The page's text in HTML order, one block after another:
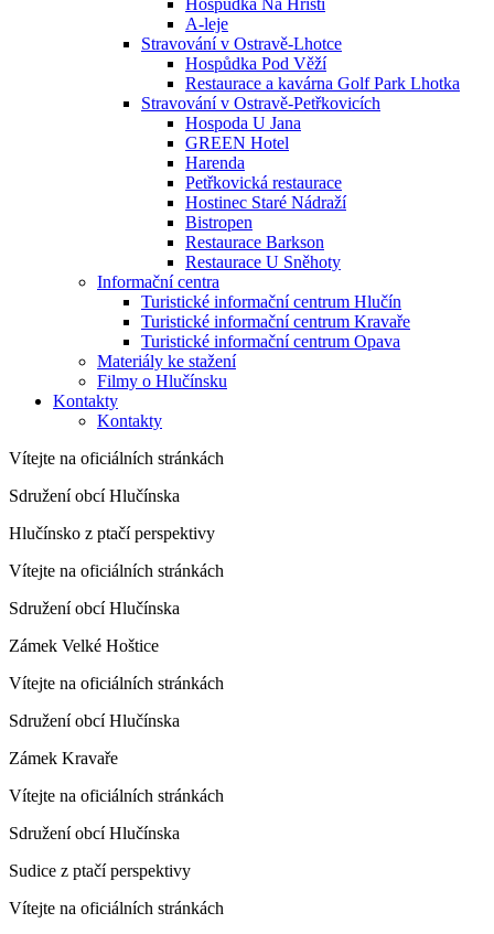
Hospůdka Na Hřišti
A-leje
Stravování v Ostravě-Lhotce
Hospůdka Pod Věží
Restaurace a kavárna Golf Park Lhotka
Stravování v Ostravě-Petřkovicích
Hospoda U Jana
GREEN Hotel
Harenda
Petřkovická restaurace
Hostinec Staré Nádraží
Bistropen
Restaurace Barkson
Restaurace U Sněhoty
Informační centra
Turistické informační centrum Hlučín
Turistické informační centrum Kravaře
Turistické informační centrum Opava
Materiály ke stažení
Filmy o Hlučínsku
Kontakty
Kontakty
Vítejte na oficiálních stránkách
Sdružení obcí Hlučínska
Hlučínsko z ptačí perspektivy
Vítejte na oficiálních stránkách
Sdružení obcí Hlučínska
Zámek Velké Hoštice
Vítejte na oficiálních stránkách
Sdružení obcí Hlučínska
Zámek Kravaře
Vítejte na oficiálních stránkách
Sdružení obcí Hlučínska
Sudice z ptačí perspektivy
Vítejte na oficiálních stránkách